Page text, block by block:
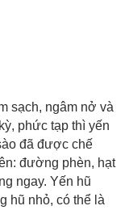
sạch, ngâm nở và
phức tạp thì yến
đã được chế
đường phèn, hạt
ngay. Yến hũ
hũ nhỏ, có thể là